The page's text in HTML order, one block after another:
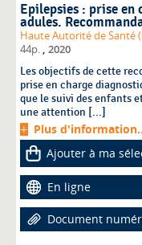
Epilepsies : prise en
adules.
Haute Autorité de Santé
44p. 2020
Les objectifs de cette
prise en charge
que le suivi des enfants
une attention [...]
Plus
Ajouter à ma
En ligne
Document